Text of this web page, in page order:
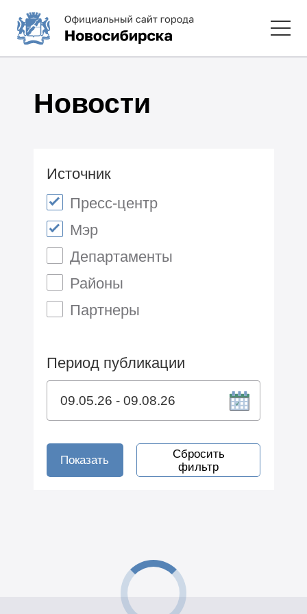
Новости
Источник
Пресс-центр
Мэр
Департаменты
Районы
Партнеры
Период публикации
Показать
Сбросить
фильтр